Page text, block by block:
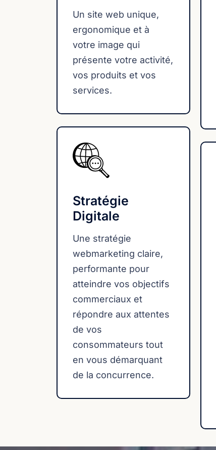
Un site web unique,
ergonomique et à
votre image qui
présente votre activité,
vos produits et vos
services.
Stratégie
Digitale
Une stratégie
webmarketing claire,
performante pour
atteindre vos objectifs
commerciaux et
répondre aux attentes
de vos
consommateurs tout
en vous démarquant
de la concurrence.